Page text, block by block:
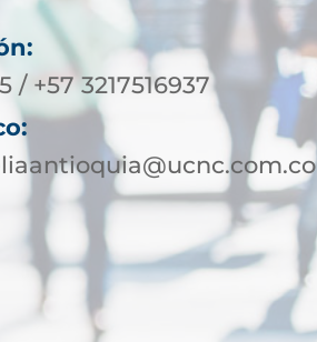
/ +57 3217516937